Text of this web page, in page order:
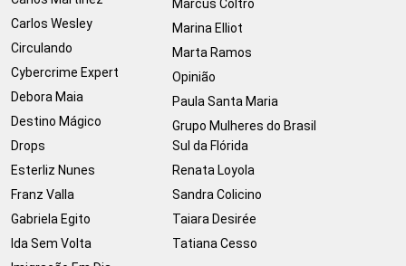
Carlos Wesley
Circulando
Cybercrime Expert
Debora Maia
Destino Mágico
Drops
Esterliz Nunes
Franz Valla
Gabriela Egito
Ida Sem Volta
Marcus Coltro
Marina Elliot
Marta Ramos
Opinião
Paula Santa Maria
Grupo Mulheres do Brasil
Sul da Flórida
Renata Loyola
Sandra Colicino
Taiara Desirée
Tatiana Cesso